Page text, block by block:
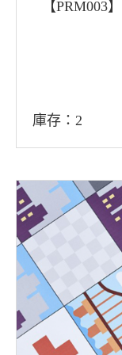
【PRM003
庫存：2